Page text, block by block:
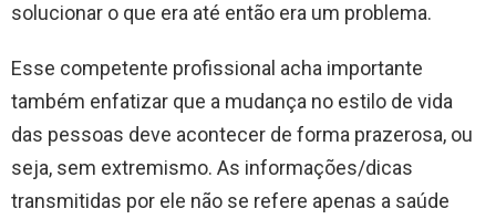
solucionar o que era até então era um problema.
​Esse competente profissional acha importante
também enfatizar que a mudança no estilo de vida
das pessoas deve acontecer de forma prazerosa, ou
seja, sem extremismo. As informações/dicas
transmitidas por ele não se refere apenas a saúde